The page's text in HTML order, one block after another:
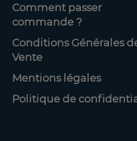
Comment passer
commande ?
Conditions Générales
Vente
Mentions légales
Politique de